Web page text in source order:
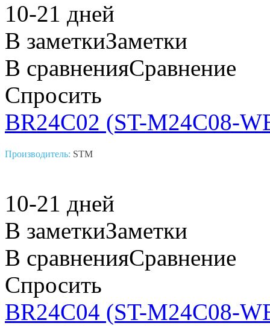
10-21 дней
В заметкиЗаметки
В сравненияСравнение
Спросить
BR24C02 (ST-M24C08-
Производитель: STM
10-21 дней
В заметкиЗаметки
В сравненияСравнение
Спросить
BR24C04 (ST-M24C08-